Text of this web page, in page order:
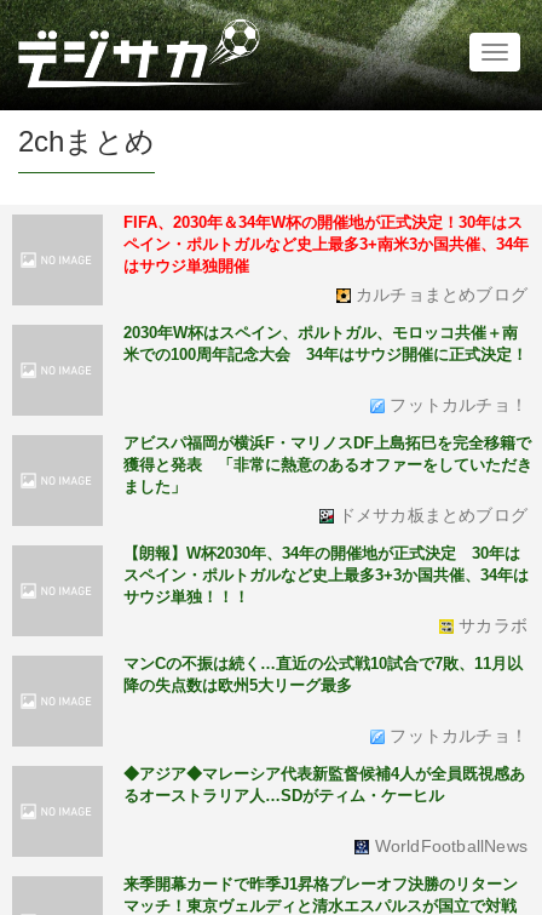
2chまとめ
FIFA、2030年＆34年W杯の開催地が正式決定！30年はス
ペイン・ポルトガルなど史上最多3+南米3か国共催、34年
はサウジ単独開催
カルチョまとめブログ
2030年W杯はスペイン、ポルトガル、モロッコ共催＋南
米での100周年記念大会 34年はサウジ開催に正式決定！
フットカルチョ！
アビスパ福岡が横浜F・マリノスDF上島拓巳を完全移籍で
獲得と発表 「非常に熱意のあるオファーをしていただき
ました」
ドメサカ板まとめブログ
【朗報】W杯2030年、34年の開催地が正式決定 30年は
スペイン・ポルトガルなど史上最多3+3か国共催、34年は
サウジ単独！！！
サカラボ
マンCの不振は続く…直近の公式戦10試合で7敗、11月以
降の失点数は欧州5大リーグ最多
フットカルチョ！
◆アジア◆マレーシア代表新監督候補4人が全員既視感あ
るオーストラリア人…SDがティム・ケーヒル
WorldFootballNews
来季開幕カードで昨季J1昇格プレーオフ決勝のリターン
マッチ！東京ヴェルディと清水エスパルスが国立で対戦